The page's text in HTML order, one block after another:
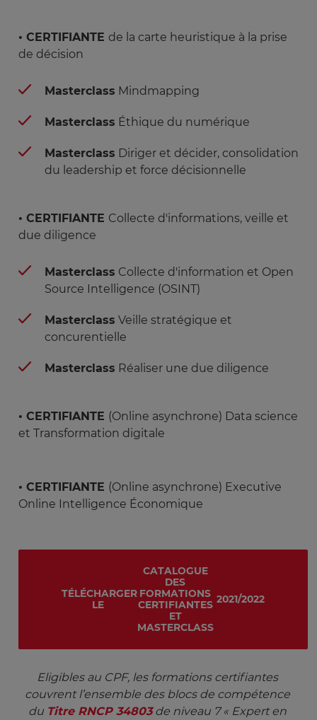
• CERTIFIANTE de la carte heuristique à la prise
de décision
Masterclass Mindmapping
Masterclass Éthique du numérique
Masterclass Diriger et décider, consolidation
du leadership et force décisionnelle
• CERTIFIANTE Collecte d'informations, veille et
due diligence
Masterclass Collecte d'information et Open
Source Intelligence (OSINT)
Masterclass Veille stratégique et
concurentielle
Masterclass Réaliser une due diligence
• CERTIFIANTE (Online asynchrone) Data science
et Transformation digitale
• CERTIFIANTE (Online asynchrone) Executive
Online Intelligence Économique
TÉLÉCHARGER
LE
CATALOGUE
DES
FORMATIONS
CERTIFIANTES
ET
MASTERCLASS
2021/2022
Eligibles au CPF, les formations certifiantes
couvrent l’ensemble des blocs de compétence
du Titre RNCP 34803 de niveau 7 « Expert en